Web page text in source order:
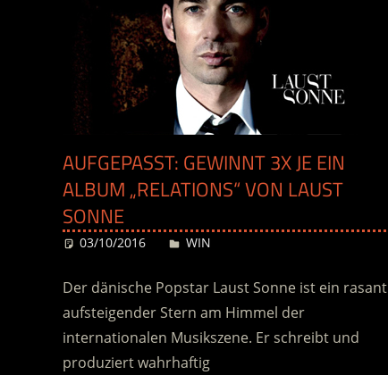
AUFGEPASST: GEWINNT 3X JE EIN
ALBUM „RELATIONS“ VON LAUST
SONNE
03/10/2016 Desiree
WIN
Der dänische Popstar Laust Sonne ist ein rasant
aufsteigender Stern am Himmel der
internationalen Musikszene. Er schreibt und
produziert wahrhaftig